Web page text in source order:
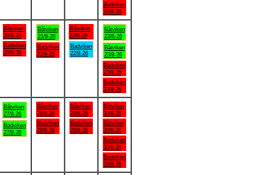
Badviken
16/8-26
Båtviken
20/8-26
Badviken
20/8-26
Båtviken
21/8-26
Badviken
21/8-26
Båtviken
22/8-26
Badviken
22/8-26
Båtviken
23/8-26
Båtviken
23/8-26
Badviken
23/8-26
Badviken
23/8-26
Båtviken
27/8-26
Badviken
27/8-26
Båtviken
28/8-26
Badviken
28/8-26
Båtviken
29/8-26
Badviken
29/8-26
Båtviken
30/8-26
Båtviken
30/8-26
Badviken
30/8-26
Badviken
30/8-26